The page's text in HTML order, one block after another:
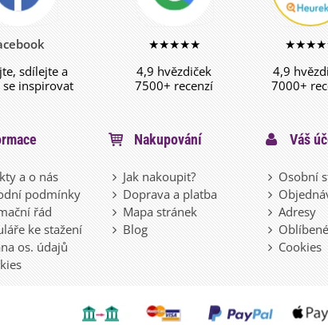
sdílejte a
se inspirovat
★★★★★
4,9 hvězdiček
7500+ recenzí
4,9
7000+
a o nás
podmínky
řád
ke stažení
os. údajů
Nakupování
Jak nakoupit?
Doprava a platba
Mapa stránek
Blog
Váš
Osobní
Adresy
Cookies